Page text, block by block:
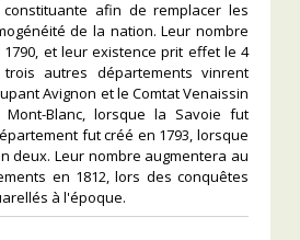
afin de remplacer les
de la nation. Leur nombre
et leur existence prit effet le 4
autres départements vinrent
Avignon et le Comtat Venaissin
Blanc, lorsque la Savoie fut
fut créé en 1793, lorsque
deux. Leur nombre augmentera au
en 1812, lors des conquêtes
à l'époque.‎